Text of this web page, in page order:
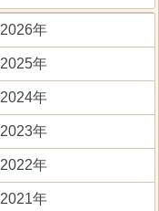
2026年
2025年
2024年
2023年
2022年
2021年